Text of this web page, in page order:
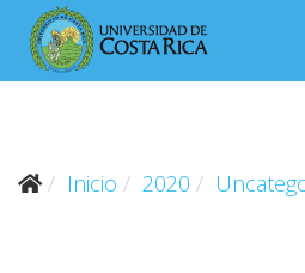
Inicio 2020